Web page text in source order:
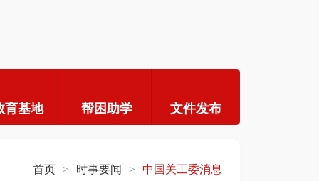
育基地 帮困助学 文件发布
首页 > 时事要闻 > 中国关工委消息